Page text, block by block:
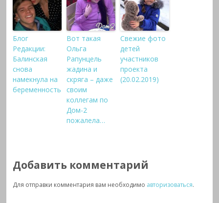
Блог
Редакции:
Балинская
снова
намекнула на
беременность
Вот такая
Ольга
Рапунцель
жадина и
скряга – даже
своим
коллегам по
Дом-2
пожалела…
Свежие фото
детей
участников
проекта
(20.02.2019)
Добавить комментарий
Для отправки комментария вам необходимо авторизоваться.